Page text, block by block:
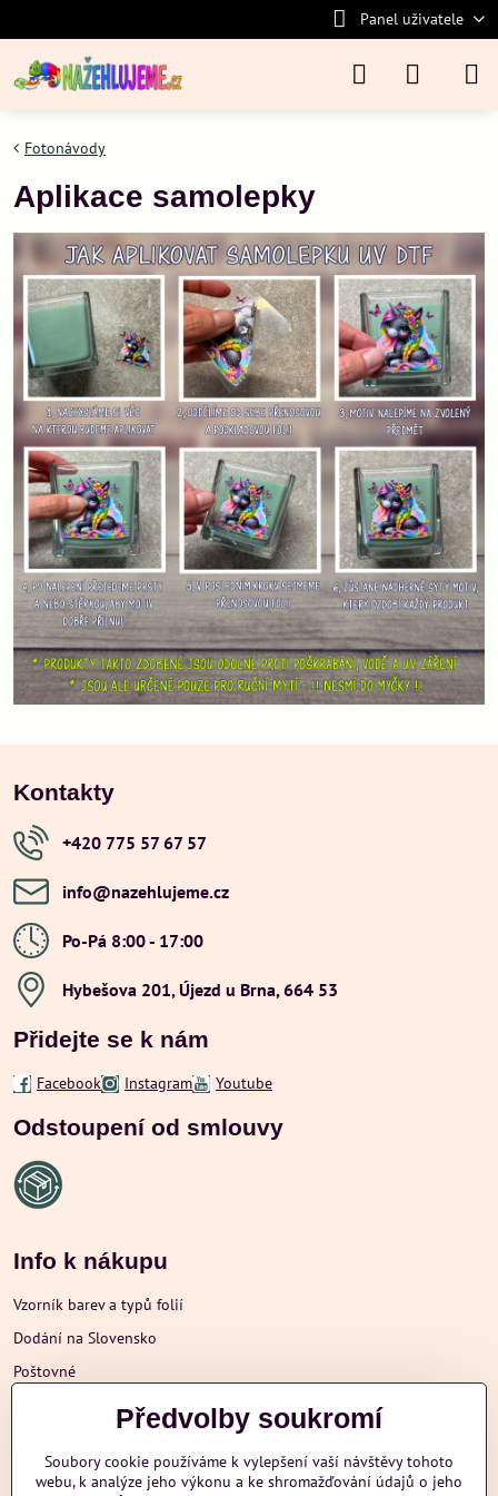
Panel uživatele
Fotonávody
Aplikace samolepky
Kontakty
+420 775 57 67 57
info​@nazehlujeme​.cz
Po-Pá 8:00 - 17:00
Hybešova 201, Újezd u Brna, 664 53
Přidejte se k nám
Facebook Instagram Youtube
Odstoupení od smlouvy
Info k nákupu
Vzorník barev a typů folií
Dodání na Slovensko
Poštovné
Obchodní podmínky
Ochrana osobních údajů
Předvolby soukromí
Soubory cookie používáme k vylepšení vaší návštěvy tohoto
webu, k analýze jeho výkonu a ke shromažďování údajů o jeho